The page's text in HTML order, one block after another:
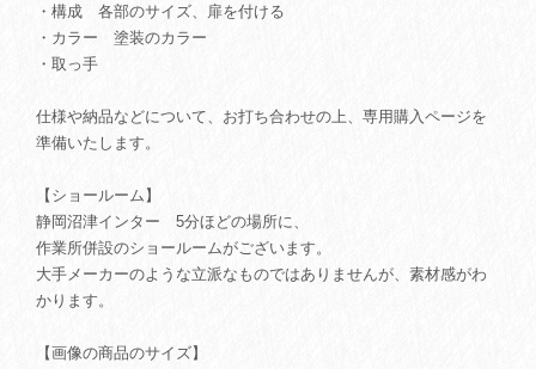
・構成 各部のサイズ、扉を付ける
・カラー 塗装のカラー
・取っ手
仕様や納品などについて、お打ち合わせの上、専用購入ページを
準備いたします。
【ショールーム】
静岡沼津インター 5分ほどの場所に、
作業所併設のショールームがございます。
大手メーカーのような立派なものではありませんが、素材感がわ
かります。
【画像の商品のサイズ】